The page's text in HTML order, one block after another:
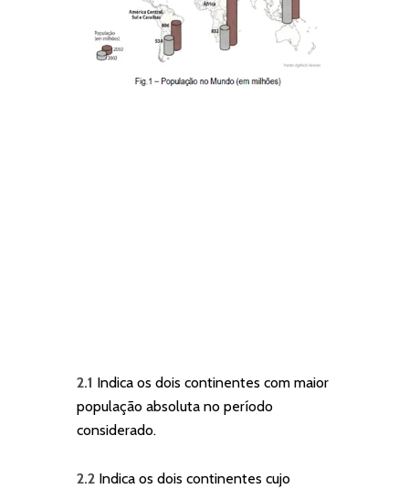
2.1 Indica os dois continentes com maior
população absoluta no período
considerado.
2.2 Indica os dois continentes cujo